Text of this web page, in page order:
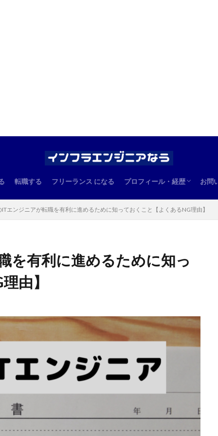
転職する フリーランス になる プロフィール・経歴
エンジニアとしての経歴
管理人のプロフィール
お問
エンジニアが転職を有利に進めるために知っておくこと【よくあるNG理由】
を有利に進めるために知っ
由】